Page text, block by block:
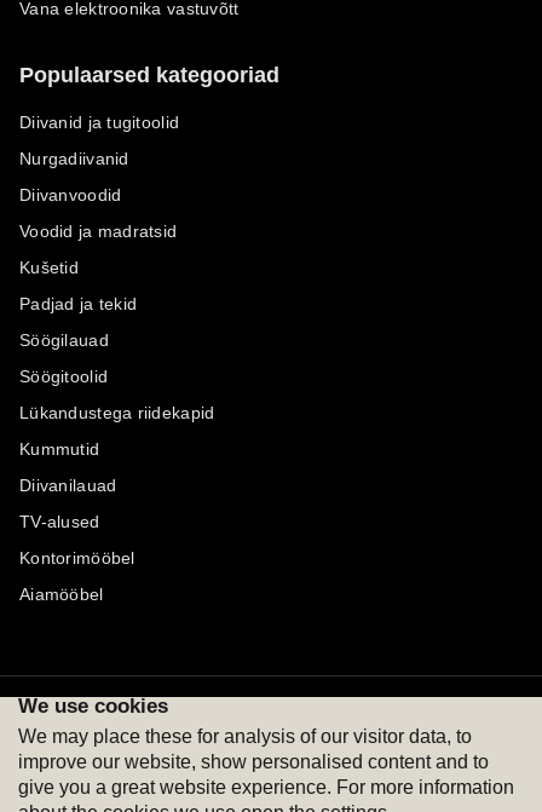
Vana elektroonika vastuvõtt
Populaarsed kategooriad
Diivanid ja tugitoolid
Nurgadiivanid
Diivanvoodid
Voodid ja madratsid
Kušetid
Padjad ja tekid
Söögilauad
Söögitoolid
Lükandustega riidekapid
Kummutid
Diivanilauad
TV-alused
Kontorimööbel
Aiamööbel
Maksevõimalused
We use cookies
We may place these for analysis of our visitor data, to
improve our website, show personalised content and to
give you a great website experience. For more information